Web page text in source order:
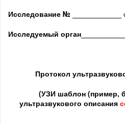
Исследование № ____________
Исследуемый орган
Протокол
(УЗИ шаблон (пример,
ультразвукового описания